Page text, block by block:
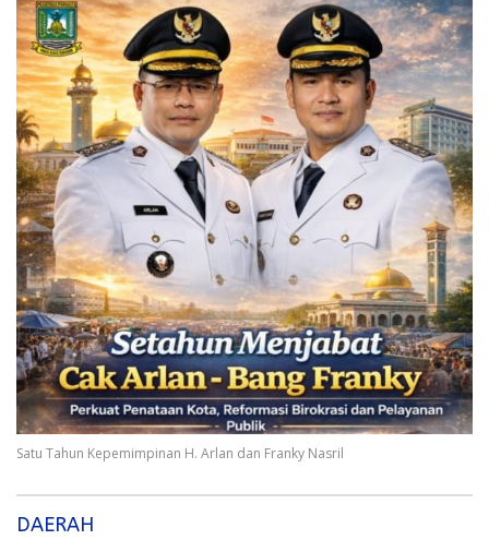
Satu Tahun Kepemimpinan H. Arlan dan Franky Nasril
DAERAH